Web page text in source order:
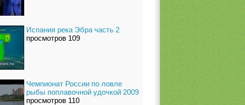
Испания река Эбра часть 2
просмотров 109
Чемпионат России по ловле
рыбы поплавочной удочкой 2009
просмотров 110